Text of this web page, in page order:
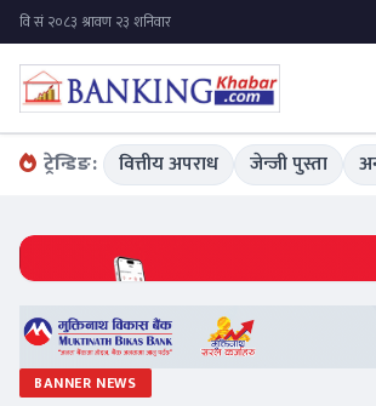
ट्रेन्डिङ: वित्तीय अपराध जेन्जी पुस्ता
BANNER NEWS